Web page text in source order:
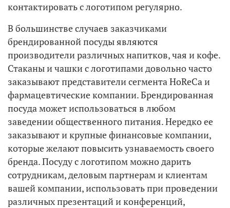
контактировать с логотипом регулярно.
В большинстве случаев заказчиками
брендированной посуды являются
производители различных напитков, чая и кофе.
Стаканы и чашки с логотипами довольно часто
заказывают представители сегмента HoReCa и
фармацевтические компании. Брендированная
посуда может использоваться в любом
заведении общественного питания. Нередко ее
заказывают и крупные финансовые компании,
которые желают повысить узнаваемость своего
бренда. Посуду с логотипом можно дарить
сотрудникам, деловым партнерам и клиентам
вашей компании, использовать при проведении
различных презентаций и конференций,